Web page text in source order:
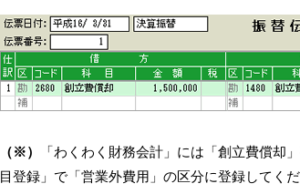
（※）
「わくわく財務会計」には「創立費償却
目登録」で「営業外費用」の区分に登録してくだ